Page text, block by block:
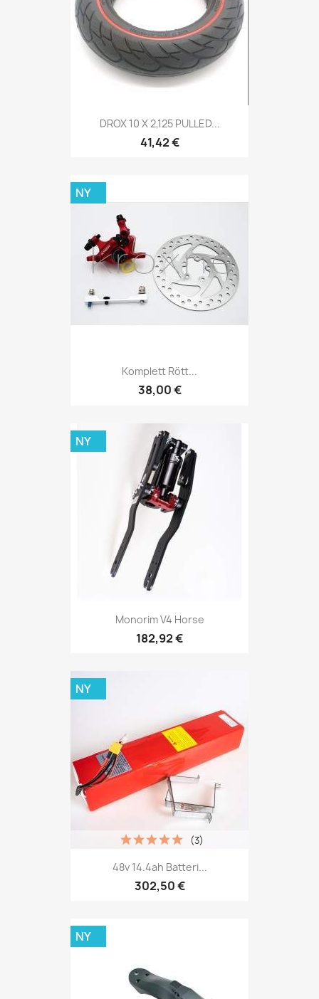
DROX 10 X 2,125 PULLED...
41,42 €
Komplett Rött...
38,00 €
NY
Monorim V4 Horse
182,92 €
NY
48v 14.4ah Batteri...
302,50 €
(3)
NY
NY